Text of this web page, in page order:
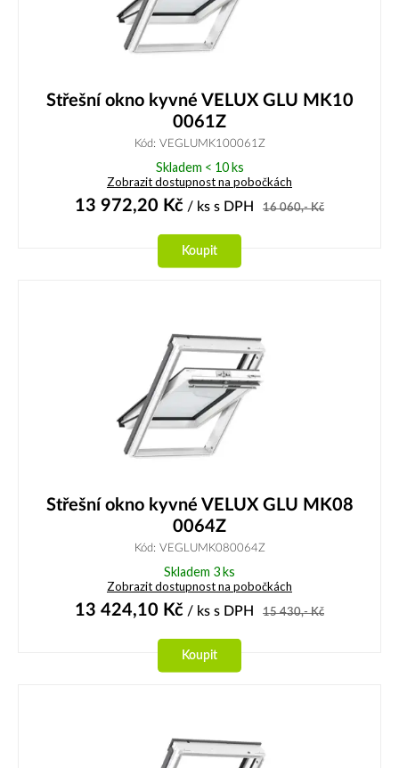
Střešní okno kyvné VELUX GLU MK10
0061Z
Kód: VEGLUMK100061Z
Skladem < 10 ks
Zobrazit dostupnost na pobočkách
13 972,20 Kč / ks s DPH 16 060,-Kč
Koupit
Střešní okno kyvné VELUX GLU MK08
0064Z
Kód: VEGLUMK080064Z
Skladem 3 ks
Zobrazit dostupnost na pobočkách
13 424,10 Kč / ks s DPH 15 430,-Kč
Koupit